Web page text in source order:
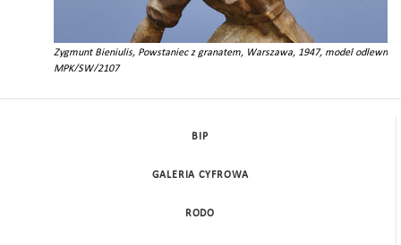
Zygmunt Bieniulis, Powstaniec z granatem, Warszawa, 1947, model
MPK/SW/2107
BIP
GALERIA CYFROWA
RODO